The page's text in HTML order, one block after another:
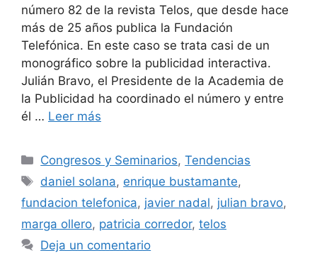
número 82 de la revista Telos, que desde hace
más de 25 años publica la Fundación
Telefónica. En este caso se trata casi de un
monográfico sobre la publicidad interactiva.
Julián Bravo, el Presidente de la Academia de
la Publicidad ha coordinado el número y entre
él … Leer más
Categorías
Congresos y Seminarios,Tendencias
Etiquetas
daniel solana, enrique bustamante,
fundacion telefonica, javier nadal, julian bravo,
marga ollero, patricia corredor, telos
Deja un comentario